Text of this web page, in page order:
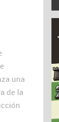
una
de la